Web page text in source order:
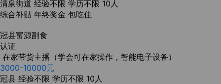
清泉街道 经验不限 学历不限 10人
综合补贴 年终奖金 包吃住
冠县富源副食
认证
在家带货主播（学会可在家操作，智能电子设备）
3000-10000元
冠县 经验不限 学历不限 10人